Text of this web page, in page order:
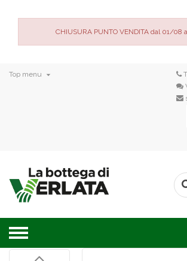
CHIUSURA PUNTO VENDITA dal 01/08
Top menu 